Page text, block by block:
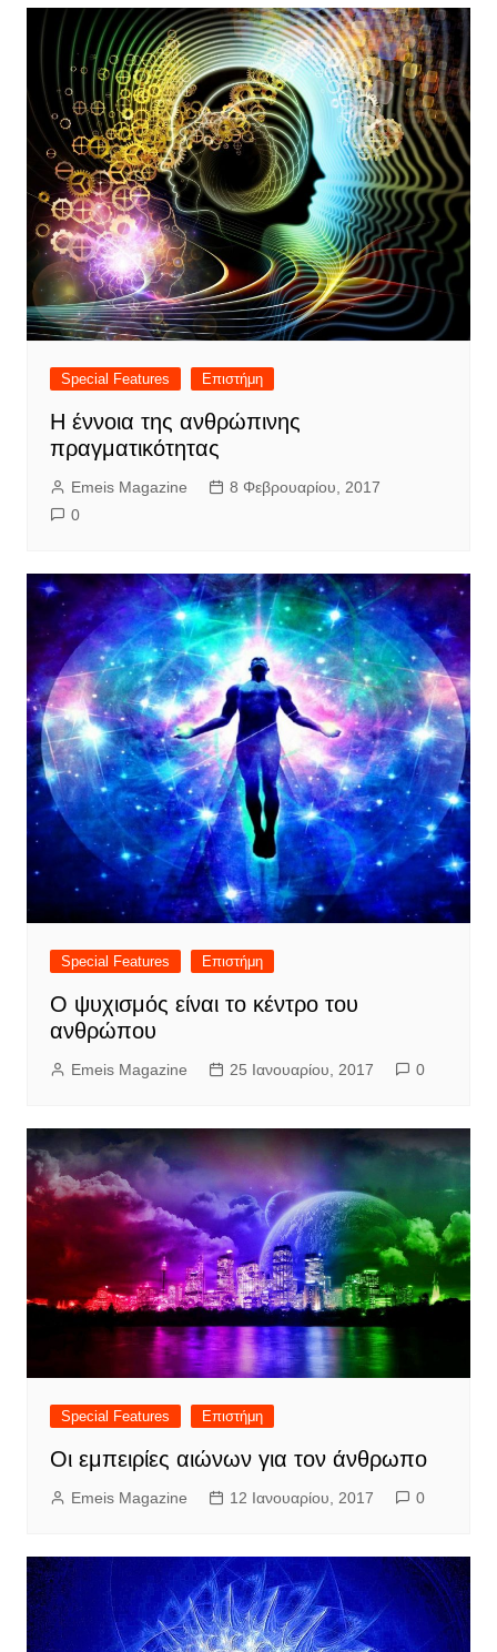
Special Features Επιστήμη
Η έννοια της ανθρώπινης
πραγματικότητας
Emeis Magazine
8 Φεβρουαρίου, 2017
0
Special Features Επιστήμη
Ο ψυχισμός είναι το κέντρο του
ανθρώπου
Emeis Magazine 25 Ιανουαρίου, 2017 0
Special Features Επιστήμη
Οι εμπειρίες αιώνων για τον άνθρωπο
Emeis Magazine 12 Ιανουαρίου, 2017 0